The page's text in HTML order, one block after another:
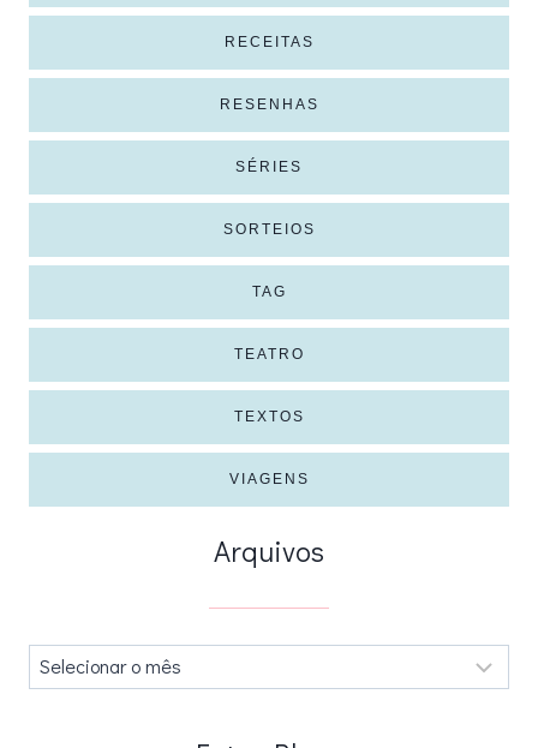
RECEITAS
RESENHAS
SÉRIES
SORTEIOS
TAG
TEATRO
TEXTOS
VIAGENS
Arquivos
Arquivos